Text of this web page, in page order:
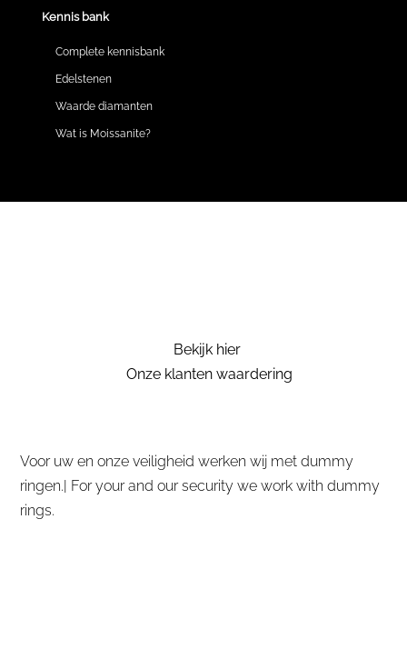
Kennis bank
Complete kennisbank
Edelstenen
Waarde diamanten
Wat is Moissanite?
Bekijk hier
Onze klanten waardering
Voor uw en onze veiligheid werken wij met dummy
ringen.| For your and our security we work with dummy
rings.